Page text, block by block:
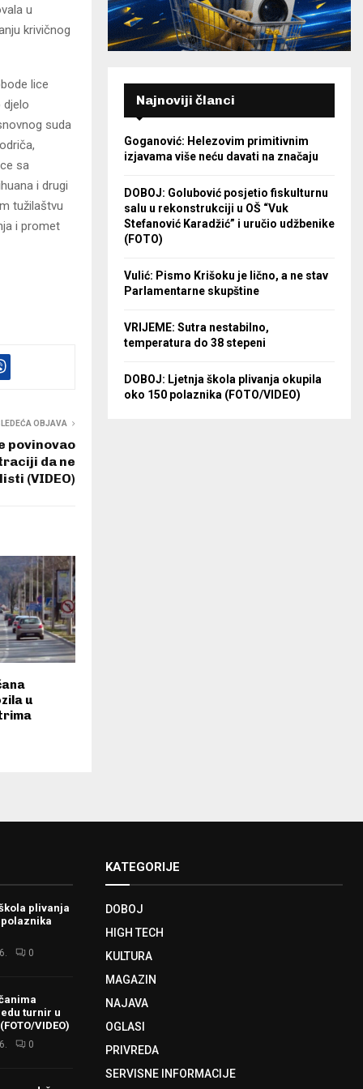
u
krivičnog
lice
djelo
suda
sa
i drugi
tužilaštvu
i promet
OBJAVA
povinovao
da ne
(VIDEO)
u
Najnoviji članci
Goganović: Helezovim primitivnim
izjavama više neću davati na značaju
DOBOJ: Golubović posjetio fiskulturnu
salu u rekonstrukciji u OŠ “Vuk
Stefanović Karadžić” i uručio udžbenike
(FOTO)
Vulić: Pismo Krišoku je lično, a ne stav
Parlamentarne skupštine
VRIJEME: Sutra nestabilno,
temperatura do 38 stepeni
DOBOJ: Ljetnja škola plivanja okupila
oko 150 polaznika (FOTO/VIDEO)
plivanja
polaznika
0
turnir u
VIDEO)
0
KATEGORIJE
DOBOJ
HIGH TECH
KULTURA
MAGAZIN
NAJAVA
OGLASI
PRIVREDA
SERVISNE INFORMACIJE